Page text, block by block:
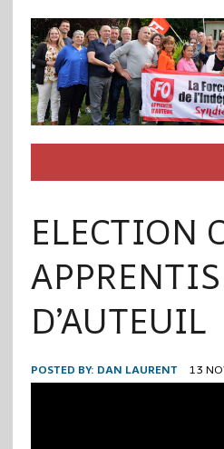
ELECTION
APPRENTIS
D’AUTEUIL
POSTED BY: DAN LAURENT 13